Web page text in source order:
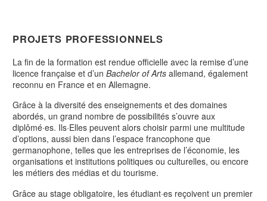
PROJETS PROFESSIONNELS
La fin de la formation est rendue officielle avec la remise d’une
licence française et d’un Bachelor of Arts allemand, également
reconnu en France et en Allemagne.
Grâce à la diversité des enseignements et des domaines
abordés, un grand nombre de possibilités s’ouvre aux
diplômé·es. Ils·Elles peuvent alors choisir parmi une multitude
d’options, aussi bien dans l’espace francophone que
germanophone, telles que les entreprises de l’économie, les
organisations et institutions politiques ou culturelles, ou encore
les métiers des médias et du tourisme.
Grâce au stage obligatoire, les étudiant·es reçoivent un premier